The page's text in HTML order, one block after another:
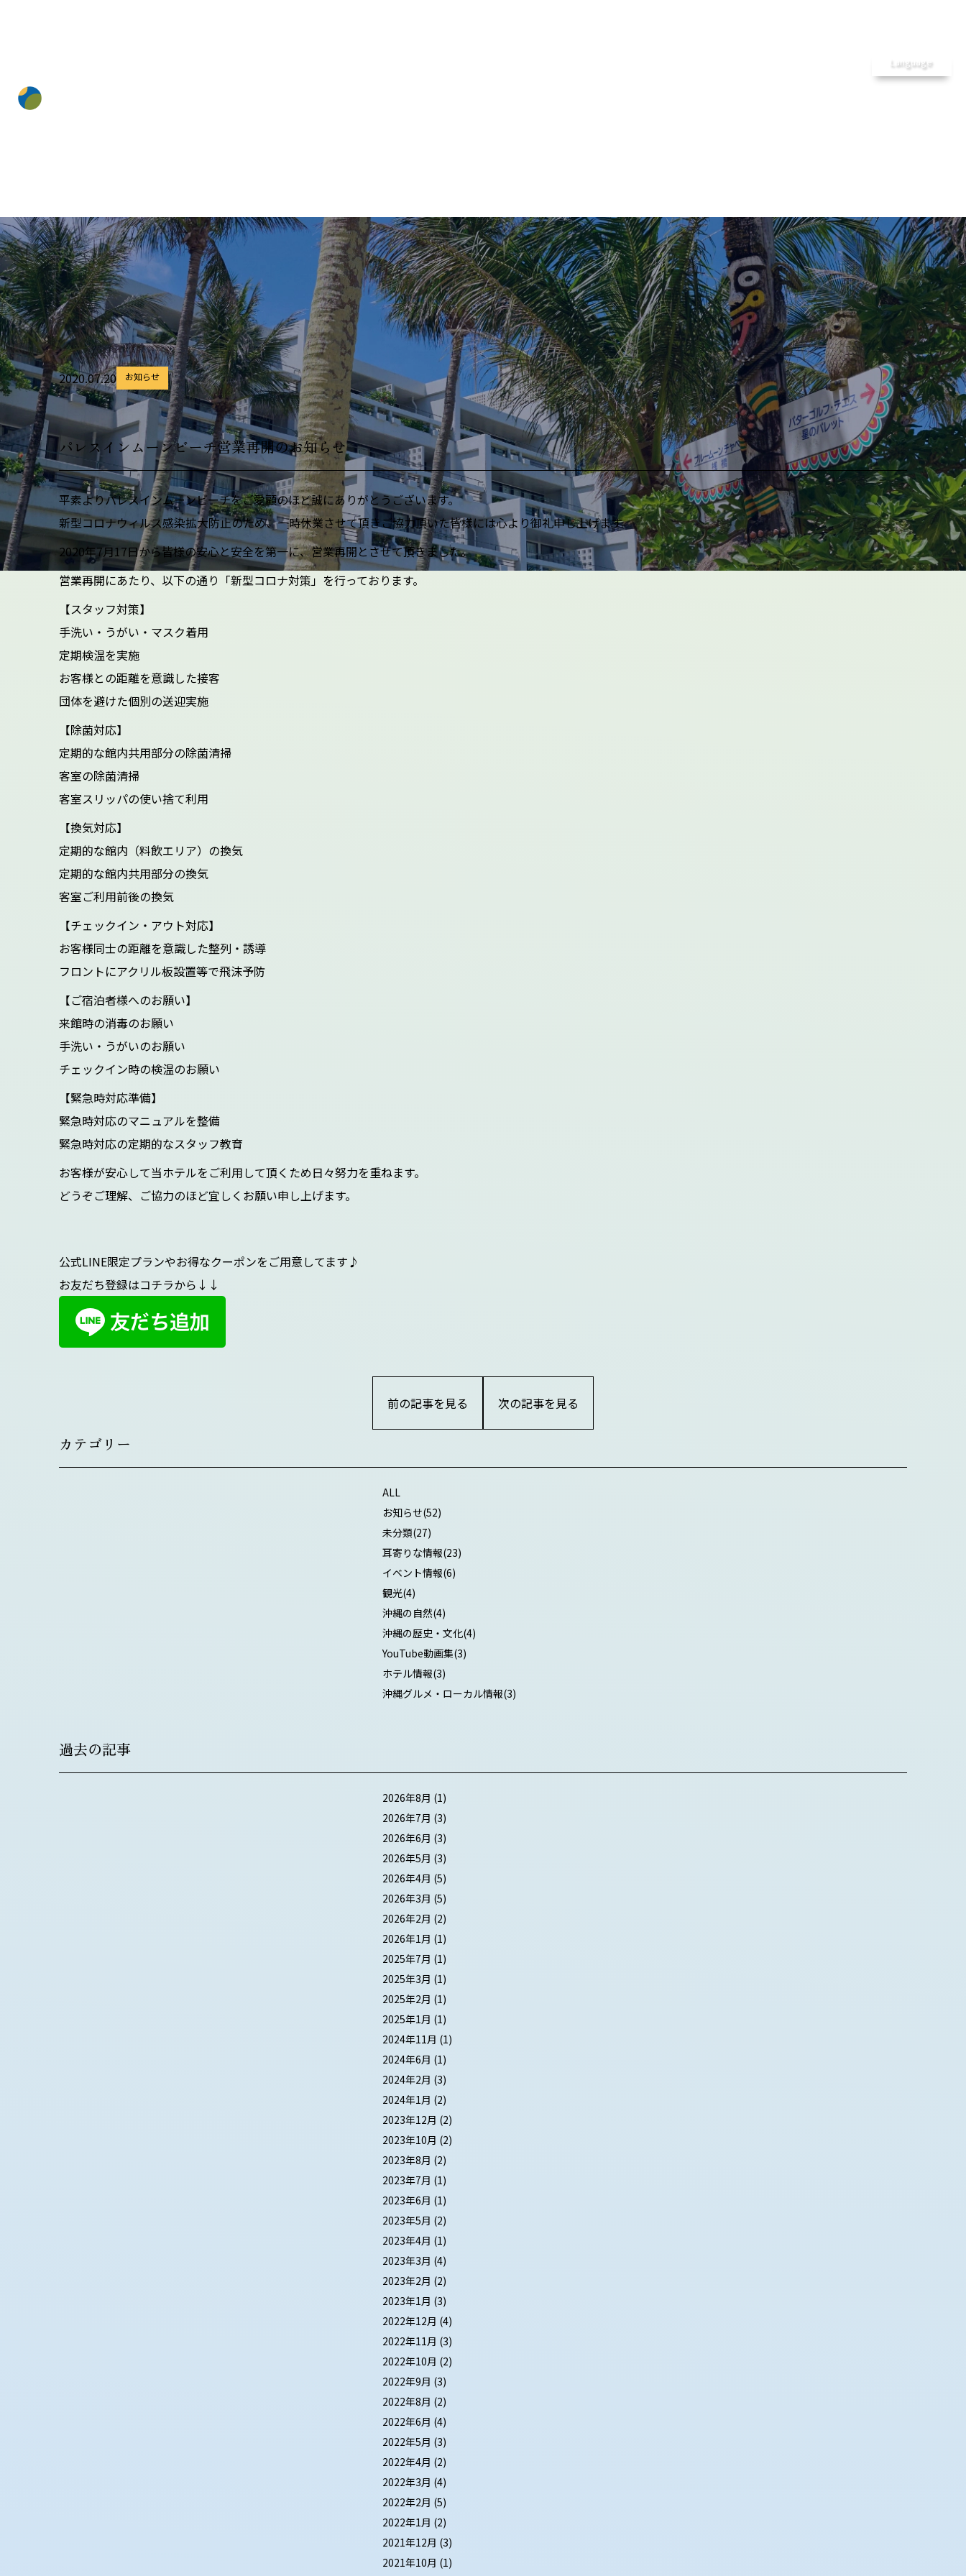
Language
2020.07.20 お知らせ
パレスインムーンビーチ営業再開のお知らせ
平素よりパレスインムーンビーチをご愛顧のほど誠にありがとうございます。
新型コロナウィルス感染拡大防止のため、一時休業させて頂きご協力頂いた皆様には心より御礼申し上げます。
2020年7月17日から皆様の安心と安全を第一に、営業再開とさせて頂きました。
営業再開にあたり、以下の通り「新型コロナ対策」を行っております。
【スタッフ対策】
手洗い・うがい・マスク着用
定期検温を実施
お客様との距離を意識した接客
団体を避けた個別の送迎実施
【除菌対応】
定期的な館内共用部分の除菌清掃
客室の除菌清掃
客室スリッパの使い捨て利用
【換気対応】
定期的な館内（料飲エリア）の換気
定期的な館内共用部分の換気
客室ご利用前後の換気
【チェックイン・アウト対応】
お客様同士の距離を意識した整列・誘導
フロントにアクリル板設置等で飛沫予防
【ご宿泊者様へのお願い】
来館時の消毒のお願い
手洗い・うがいのお願い
チェックイン時の検温のお願い
【緊急時対応準備】
緊急時対応のマニュアルを整備
緊急時対応の定期的なスタッフ教育
お客様が安心して当ホテルをご利用して頂くため日々努力を重ねます。
どうぞご理解、ご協力のほど宜しくお願い申し上げます。
公式LINE限定プランやお得なクーポンをご用意してます♪
お友だち登録はコチラから↓↓
前の記事を見る 次の記事を見る
カテゴリー
ALL
お知らせ(52)
未分類(27)
耳寄りな情報(23)
イベント情報(6)
観光(4)
沖縄の自然(4)
沖縄の歴史・文化(4)
YouTube動画集(3)
ホテル情報(3)
沖縄グルメ・ローカル情報(3)
過去の記事
2026年8月 (1)
2026年7月 (3)
2026年6月 (3)
2026年5月 (3)
2026年4月 (5)
2026年3月 (5)
2026年2月 (2)
2026年1月 (1)
2025年7月 (1)
2025年3月 (1)
2025年2月 (1)
2025年1月 (1)
2024年11月 (1)
2024年6月 (1)
2024年2月 (3)
2024年1月 (2)
2023年12月 (2)
2023年10月 (2)
2023年8月 (2)
2023年7月 (1)
2023年6月 (1)
2023年5月 (2)
2023年4月 (1)
2023年3月 (4)
2023年2月 (2)
2023年1月 (3)
2022年12月 (4)
2022年11月 (3)
2022年10月 (2)
2022年9月 (3)
2022年8月 (2)
2022年6月 (4)
2022年5月 (3)
2022年4月 (2)
2022年3月 (4)
2022年2月 (5)
2022年1月 (2)
2021年12月 (3)
2021年10月 (1)